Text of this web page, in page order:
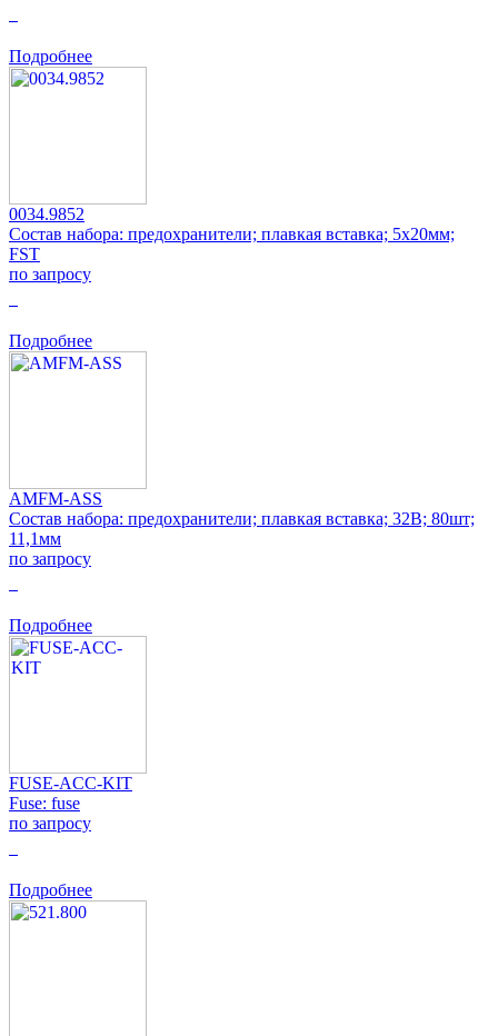
Подробнее
0034.9852
Состав набора: предохранители; плавкая вставка; 5x20мм;
FST
по запросу
Подробнее
AMFM-ASS
Состав набора: предохранители; плавкая вставка; 32В; 80шт;
11,1мм
по запросу
Подробнее
FUSE-ACC-KIT
Fuse: fuse
по запросу
Подробнее